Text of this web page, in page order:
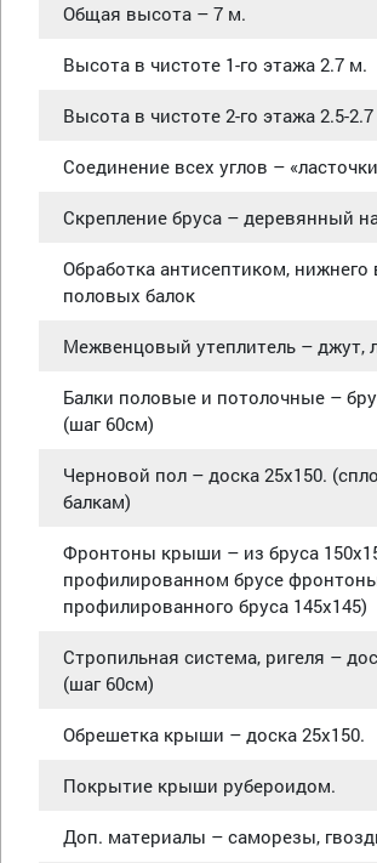
Общая высота – 7 м.
Высота в чистоте 1-го этажа 2.7 м.
Высота в чистоте 2-го этажа 2.5-
Соединение всех углов –
Скрепление бруса – деревянный
Обработка антисептиком, нижнего
половых балок
Межвенцовый утеплитель – джут,
Балки половые и потолочные –
(шаг 60см)
Черновой пол – доска 25х150.
балкам)
Фронтоны крыши – из бруса
профилированном брусе
профилированного бруса 145х145)
Стропильная система, ригеля –
(шаг 60см)
Обрешетка крыши – доска 25х150.
Покрытие крыши рубероидом.
Доп. материалы – саморезы,